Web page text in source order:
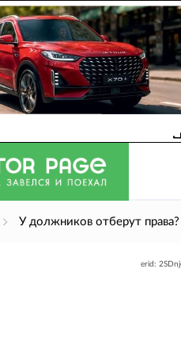
У должников отберут права?
erid: